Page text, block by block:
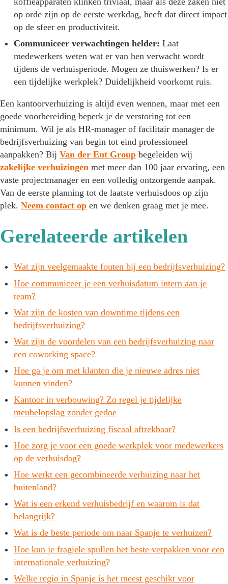
op orde zijn op de eerste werkdag, heeft dat direct impact
op de sfeer en productiviteit.
Communiceer verwachtingen helder: Laat
medewerkers weten wat er van hen verwacht wordt
tijdens de verhuisperiode. Mogen ze thuiswerken? Is er
een tijdelijke werkplek? Duidelijkheid voorkomt ruis.
Een kantoorverhuizing is altijd even wennen, maar met een
goede voorbereiding beperk je de verstoring tot een
minimum. Wil je als HR-manager of facilitair manager de
bedrijfsverhuizing van begin tot eind professioneel
aanpakken? Bij Van der Ent Group begeleiden wij
zakelijke verhuizingen met meer dan 100 jaar ervaring, een
vaste projectmanager en een volledig ontzorgende aanpak.
Van de eerste planning tot de laatste verhuisdoos op zijn
plek. Neem contact op en we denken graag met je mee.
Gerelateerde artikelen
Wat zijn veelgemaakte fouten bij een bedrijfsverhuizing?
Hoe communiceer je een verhuisdatum intern aan je
team?
Wat zijn de kosten van downtime tijdens een
bedrijfsverhuizing?
Wat zijn de voordelen van een bedrijfsverhuizing naar
een coworking space?
Hoe ga je om met klanten die je nieuwe adres niet
kunnen vinden?
Kantoor in verbouwing? Zo regel je tijdelijke
meubelopslag zonder gedoe
Is een bedrijfsverhuizing fiscaal aftrekbaar?
Hoe zorg je voor een goede werkplek voor medewerkers
op de verhuisdag?
Hoe werkt een gecombineerde verhuizing naar het
buitenland?
Wat is een erkend verhuisbedrijf en waarom is dat
belangrijk?
Wat is de beste periode om naar Spanje te verhuizen?
Hoe kun je fragiele spullen het beste verpakken voor een
internationale verhuizing?
Welke regio in Spanje is het meest geschikt voor